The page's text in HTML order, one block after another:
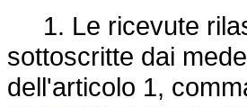
1. Le ricevute
sottoscritte dai
dell'articolo 1,